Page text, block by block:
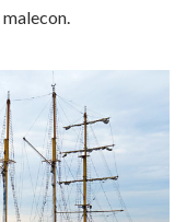
malecon.